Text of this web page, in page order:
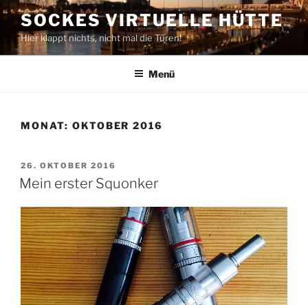
Zum
Inhalt
springen
SOCKES VIRTUELLE HÜTTE
Hier klappt nichts, nicht mal die Türen!
Menü
MONAT: OKTOBER 2016
VERÖFFENTLICHT
AM
26. OKTOBER 2016
Mein erster Squonker